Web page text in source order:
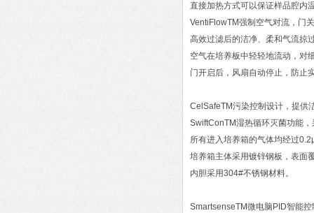
直接加热方式可以保证样品腔内
VentiFlowTM强制空气对流，门
高效过滤后的洁净、柔和气流掠
空气在培养板中轻轻地流动，对
门开启后，风扇自动停止，防止
CelSafeTM污染控制设计，提供
SwiftConTM湿热循环灭菌功能
所有进入培养箱的气体均经过
培养箱主体采用镀锌钢板，表面
内胆采用304#不锈钢材料。
SmartsenseTM微电脑PID智能控